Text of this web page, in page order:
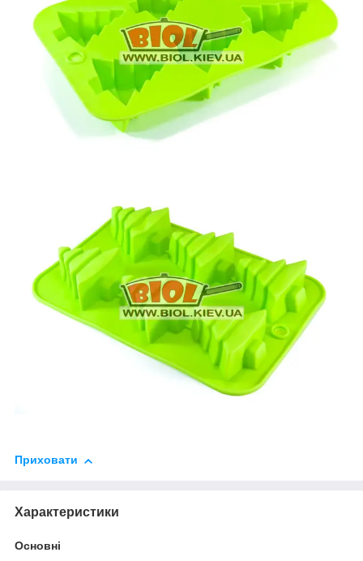
Приховати
Характеристики
Основні